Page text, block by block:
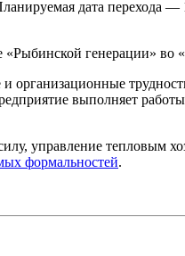
дата перехода —
генерации» во
организационные
выполняет
управление тепловым
формальностей.